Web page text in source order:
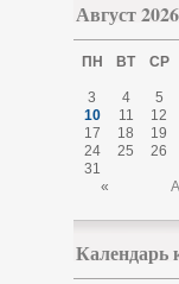
Август 2026
ПН ВТ СР
3
4 5
10
11 12
17
18 19
24
25 26
31
«
Календарь